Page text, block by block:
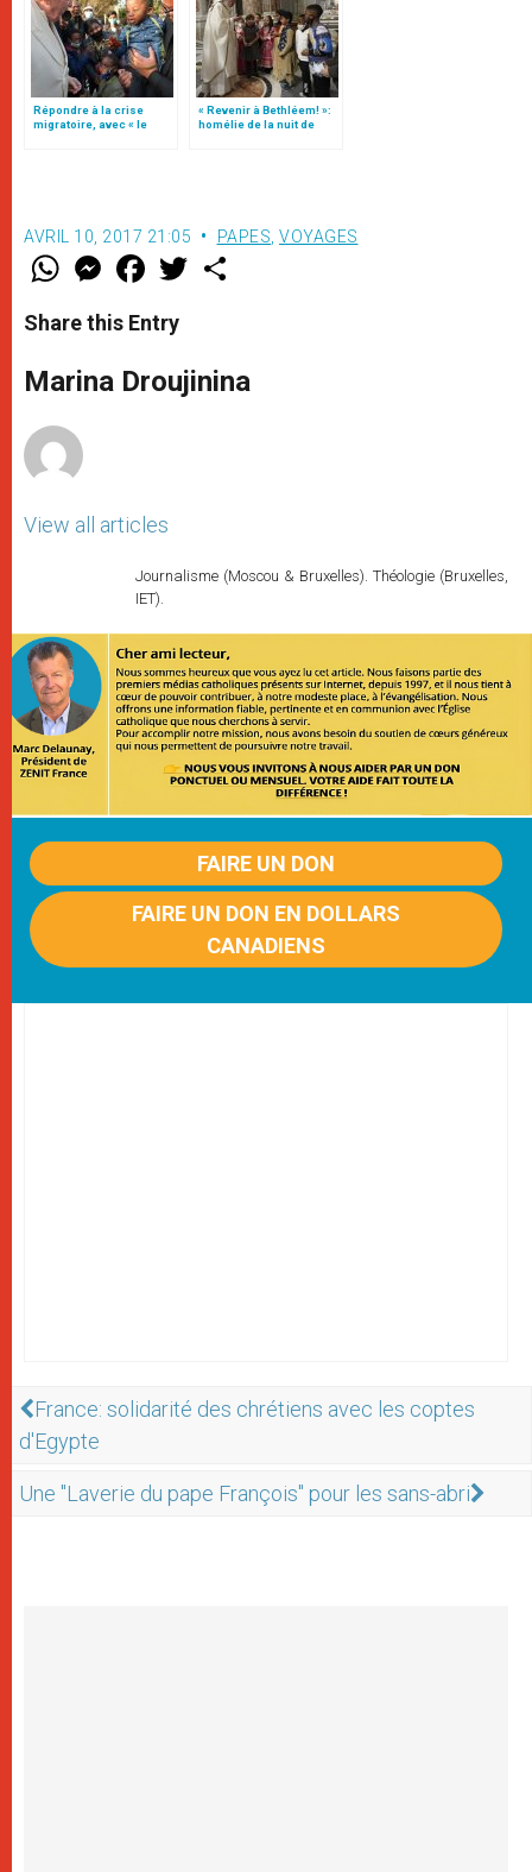
Répondre à la crise
migratoire, avec « le
« Revenir à Bethléem! »:
homélie de la nuit de
Noël (texte complet)
AVRIL 10, 2017 21:05 PAPES VOYAGES
W
t
s
p
p
M
e
s
e
g
e
F
a
e
b
o
k
w
r
Share this Entry
Marina Droujinina
View all articles
Journalisme (Moscou & Bruxelles). Théologie (Bruxelles,
IET).
FAIRE UN DON
FAIRE UN DON EN DOLLARS
CANADIENS
France: solidarité des chrétiens avec les coptes
d'Egypte
Une "Laverie du pape François" pour les sans-abri